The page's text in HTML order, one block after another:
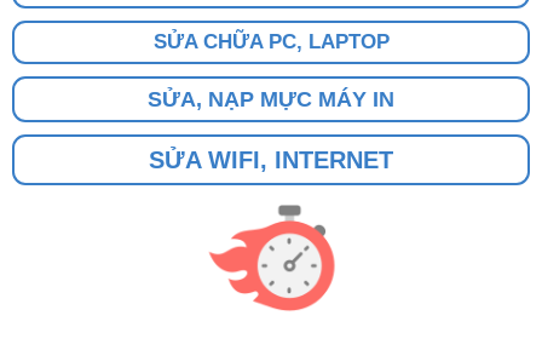
SỬA CHỮA PC, LAPTOP
SỬA, NẠP MỰC MÁY IN
SỬA WIFI, INTERNET